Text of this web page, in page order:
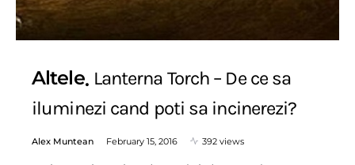
Altele Lanterna Torch – De ce sa
iluminezi cand poti sa incinerezi?
Alex Muntean February 15, 2016 392 views